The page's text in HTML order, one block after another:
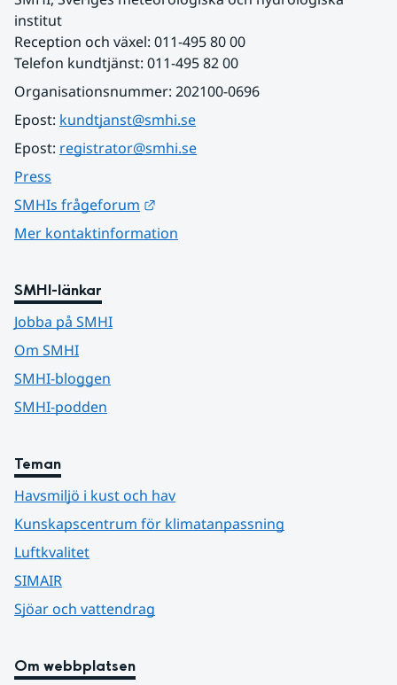
institut
Reception och växel: 011-495 80 00
Telefon kundtjänst: 011-495 82 00
Organisationsnummer: 202100-0696
Epost: kundtjanst@smhi.se
Epost: registrator@smhi.se
Press
SMHIs frågeforum
Mer kontaktinformation
SMHI-länkar
Jobba på SMHI
Om SMHI
SMHI-bloggen
SMHI-podden
Teman
Havsmiljö i kust och hav
Kunskapscentrum för klimatanpassning
Luftkvalitet
SIMAIR
Sjöar och vattendrag
Om webbplatsen